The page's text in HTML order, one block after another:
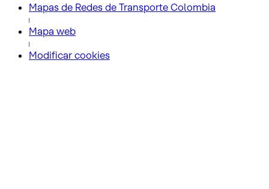
Mapas de Redes de Transporte Colombia
Mapa web
Modificar cookies